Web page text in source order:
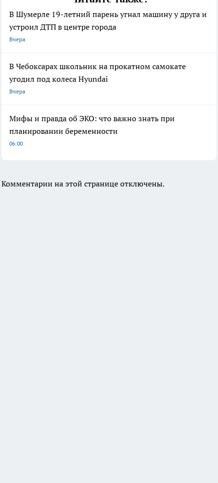
В Шумерле 19-летний парень угнал машину у друга и
устроил ДТП в центре города
Вчера
В Чебоксарах школьник на прокатном самокате
угодил под колеса Hyundai
Вчера
Мифы и правда об ЭКО: что важно знать при
планировании беременности
06:00
Комментарии на этой странице отключены.